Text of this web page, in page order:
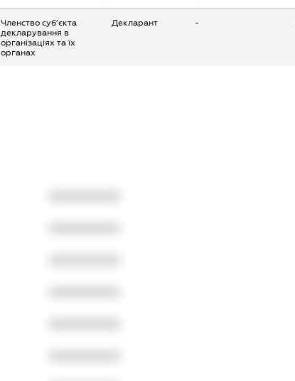
Членство суб’єкта
декларування в
організаціях та їх
органах
Декларант -